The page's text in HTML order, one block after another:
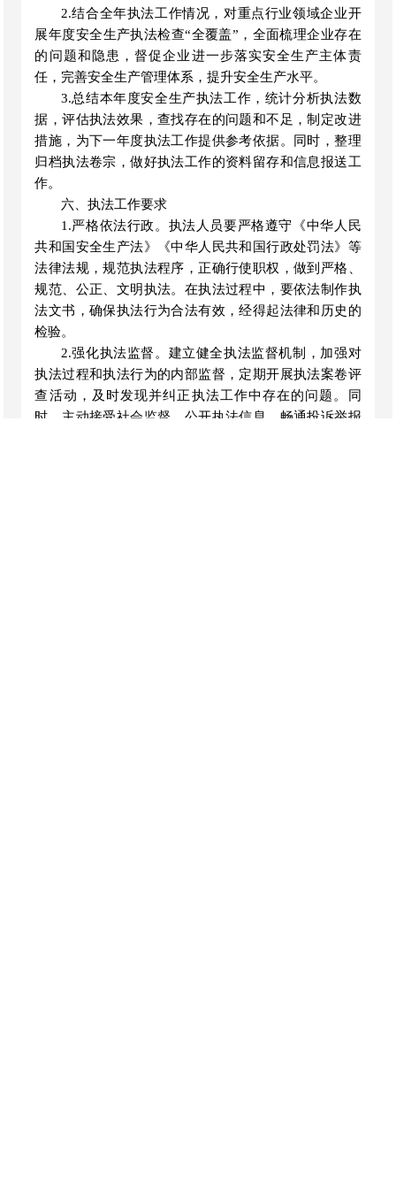
2.结合全年执法工作情况，对重点行业领域企业开
展年度安全生产执法检查“全覆盖”，全面梳理企业存在
的问题和隐患，督促企业进一步落实安全生产主体责
任，完善安全生产管理体系，提升安全生产水平。
3.总结本年度安全生产执法工作，统计分析执法数
据，评估执法效果，查找存在的问题和不足，制定改进
措施，为下一年度执法工作提供参考依据。同时，整理
归档执法卷宗，做好执法工作的资料留存和信息报送工
作。
六、执法工作要求
1.严格依法行政。执法人员要严格遵守《中华人民
共和国安全生产法》《中华人民共和国行政处罚法》等
法律法规，规范执法程序，正确行使职权，做到严格、
规范、公正、文明执法。在执法过程中，要依法制作执
法文书，确保执法行为合法有效，经得起法律和历史的
检验。
2.强化执法监督。建立健全执法监督机制，加强对
执法过程和执法行为的内部监督，定期开展执法案卷评
查活动，及时发现并纠正执法工作中存在的问题。同
时，主动接受社会监督，公开执法信息，畅通投诉举报